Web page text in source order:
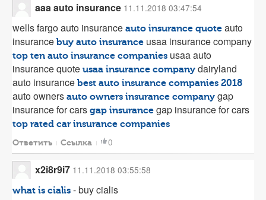
aaa auto insurance 11.11.2018 03:47:54
wells fargo auto insurance auto insurance quote auto
insurance buy auto insurance usaa insurance company
top ten auto insurance companies usaa auto
insurance quote usaa insurance company dairyland
auto insurance best auto insurance companies 2018
auto owners auto owners insurance company gap
insurance for cars gap insurance gap insurance for cars
top rated car insurance companies
Ответить Ссылка 0
x2i8r9i7 11.11.2018 03:55:58
what is cialis - buy cialis